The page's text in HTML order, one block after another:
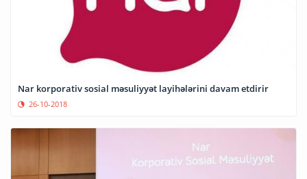
Nar korporativ sosial məsuliyyət layihələrini davam etdirir
26-10-2018